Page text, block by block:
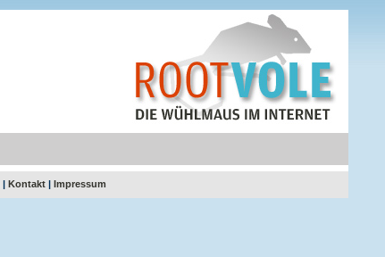
| Kontakt | Impressum